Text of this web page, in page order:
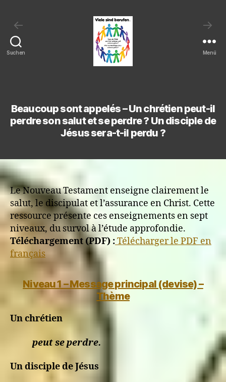
← →
Suchen
Kann
ein
Christ
sein
verlieren
gehen?
Wird
ein
Nachfolger
Jesu
Menü
Beaucoup sont appelés – Un chrétien peut-il
perdre son salut et se perdre ? Un disciple de
Jésus sera-t-il perdu ?
Le Nouveau Testament enseigne clairement le
salut, le discipulat et l’assurance en Christ. Cette
ressource présente ces enseignements en sept
niveaux, du survol à l’étude approfondie.
Téléchargement (PDF) :Télécharger le PDF en
français
Niveau 1 – Message principal (devise) –
Thème
Un chrétien
peut se perdre.
Un disciple de Jésus